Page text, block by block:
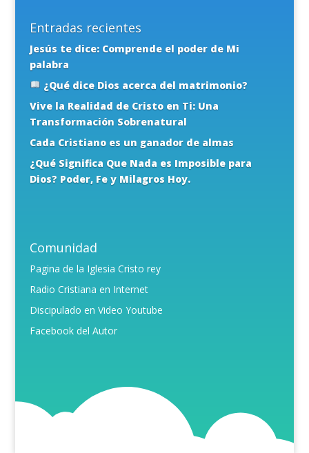
Entradas recientes
Jesús te dice: Comprende el poder de Mi
palabra
¿Qué dice Dios acerca del matrimonio?
Vive la Realidad de Cristo en Ti: Una
Transformación Sobrenatural
Cada Cristiano es un ganador de almas
¿Qué Significa Que Nada es Imposible para
Dios? Poder, Fe y Milagros Hoy.
Comunidad
Pagina de la Iglesia Cristo rey
Radio Cristiana en Internet
Discipulado en Video Youtube
Facebook del Autor